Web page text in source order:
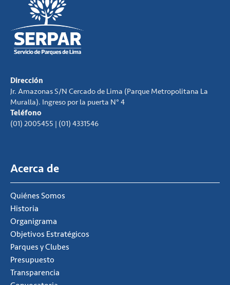
Dirección
Jr. Amazonas S/N Cercado de Lima (Parque Metropolitana La
Muralla). Ingreso por la puerta N° 4
Teléfono
(01) 2005455 | (01) 4331546
Acerca de
Quiénes Somos
Historia
Organigrama
Objetivos Estratégicos
Parques y Clubes
Presupuesto
Transparencia